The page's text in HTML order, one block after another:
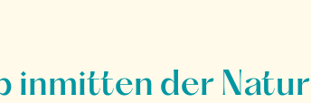
inmitten der Natur